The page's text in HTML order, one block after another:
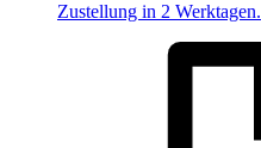
Zustellung in 2 Werktagen.